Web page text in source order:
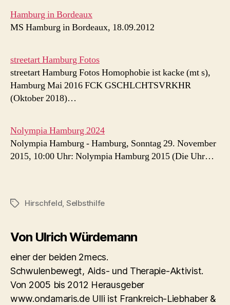
Hamburg in Bordeaux
MS Hamburg in Bordeaux, 18.09.2012
streetart Hamburg Fotos
streetart Hamburg Fotos Homophobie ist kacke (mt s),
Hamburg Mai 2016 FCK GSCHLCHTSVRKHR
(Oktober 2018)…
Nolympia Hamburg 2024
Nolympia Hamburg - Hamburg, Sonntag 29. November
2015, 10:00 Uhr: Nolympia Hamburg 2015 (Die Uhr…
Schlagwörter
Hirschfeld, Selbsthilfe
Von Ulrich Würdemann
einer der beiden 2mecs.
Schwulenbewegt, Aids- und Therapie-Aktivist.
Von 2005 bis 2012 Herausgeber
www.ondamaris.de Ulli ist Frankreich-Liebhaber &